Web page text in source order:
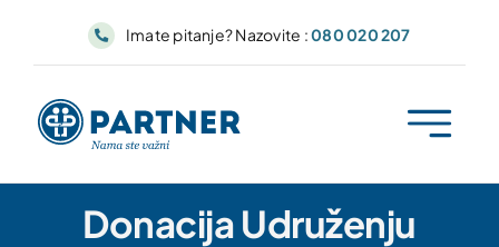
Imate pitanje? Nazovite :080 020 207
Donacija Udruženju